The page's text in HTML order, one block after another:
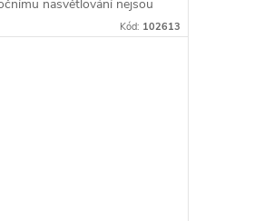
nasvětlování nejsou
LEDky při rozsvícení
Kód: 102613